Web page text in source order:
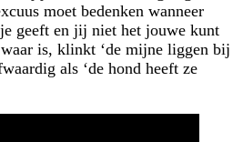
moet bedenken wanneer
geeft en jij niet het jouwe kunt
is, klinkt ‘de mijne liggen bij
als ‘de hond heeft ze